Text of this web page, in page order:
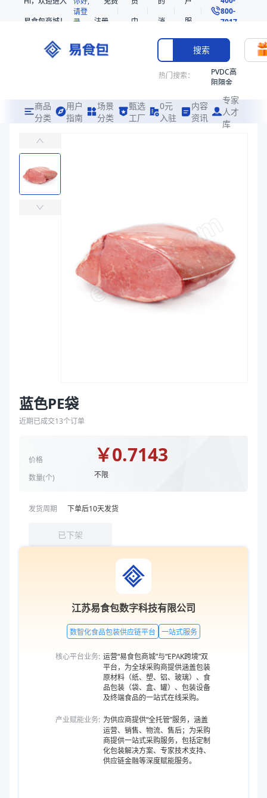
易食包商城！
请登
录
注册
中
消
息
服
务
800-
7017
搜索
热门搜索：
PVDC高
阻隔金
共挤热
收缩袋
SE53
热收缩
袋
拉伸膜
商品
分类
用户
指南
场景
分类
甄选
工厂
0元
入驻
内容
资讯
专家
人才
库
易食包（EPAK）专注于蓝色PE袋包装，提供详尽的规格参数、实物图
商品参数
商品分类
680
蓝色
蓝色PE袋
近期已成交13个订单
价格
数量(个)
￥0.7143
不限
发货周期 下单后10天发货
已下架
江苏易食包数字科技有限公司
数智化食品包装供应链平台 一站式服务
核心平台业务: 运营“易食包商城”与“EPAK跨境”双
平台，为全球采购商提供涵盖包装
原材料（纸、塑、铝、玻璃）、食
品包装（袋、盒、罐）、包装设备
及终端食品的一站式在线采购。
产业赋能业务: 为供应商提供“全托管”服务，涵盖
运营、销售、物流、售后；为采购
商提供一站式采购服务，包括定制
化包装解决方案、专家技术支持、
供应链金融等深度赋能服务。